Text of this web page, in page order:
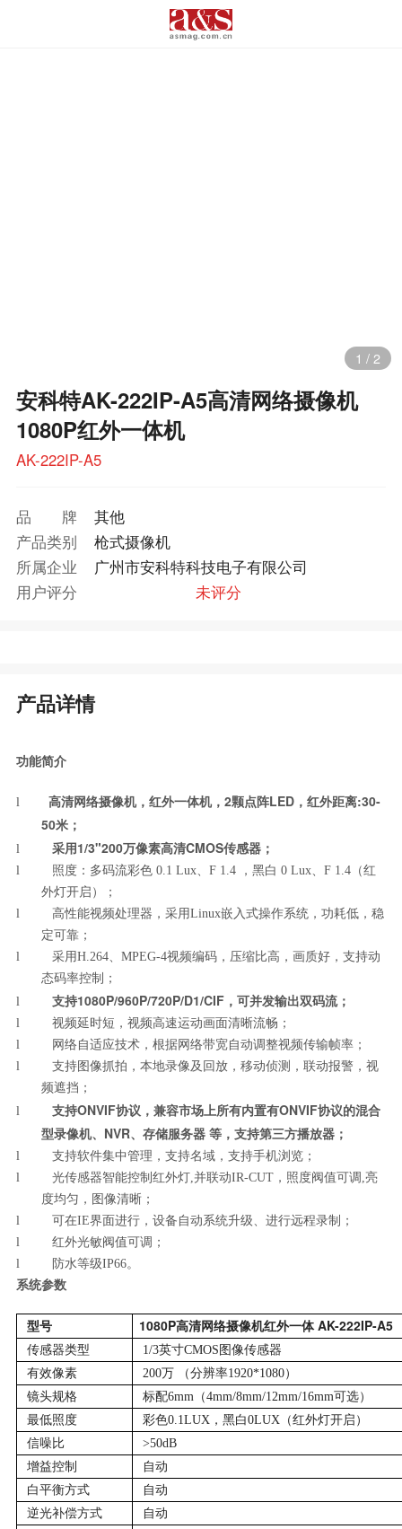
1 / 2
安科特AK-222IP-A5高清网络摄像机
1080P红外一体机
AK-222IP-A5
品牌
其他
产品类别
枪式摄像机
所属企业
广州市安科特科技电子有限公司
用户评分
未评分
产品详情
功能简介
l 高清网络摄像机，红外一体机，2颗点阵LED，红外距离:30-
50米；
l 采用1/3"200万像素高清CMOS传感器；
l 照度：多码流彩色 0.1 Lux、F 1.4 ，黑白 0 Lux、F 1.4（红
外灯开启）；
l 高性能视频处理器，采用Linux嵌入式操作系统，功耗低，稳
定可靠；
l 采用H.264、MPEG-4视频编码，压缩比高，画质好，支持动
态码率控制；
l 支持1080P/960P/720P/D1/CIF，可并发输出双码流；
l 视频延时短，视频高速运动画面清晰流畅；
l 网络自适应技术，根据网络带宽自动调整视频传输帧率；
l 支持图像抓拍，本地录像及回放，移动侦测，联动报警，视
频遮挡；
l 支持ONVIF协议，兼容市场上所有内置有ONVIF协议的混合
型录像机、NVR、存储服务器 等，支持第三方播放器；
l 支持软件集中管理，支持名域，支持手机浏览；
l 光传感器智能控制红外灯,并联动IR-CUT，照度阀值可调,亮
度均匀，图像清晰；
l 可在IE界面进行，设备自动系统升级、进行远程录制；
l 红外光敏阀值可调；
l 防水等级IP66。
系统参数
型号 1080P高清网络摄像机红外一体 AK-222IP-A5
传感器类型
1/3英寸CMOS图像传感器
有效像素
200万 （分辨率1920*1080）
镜头规格
标配6mm（4mm/8mm/12mm/16mm可选）
最低照度
彩色0.1LUX，黑白0LUX（红外灯开启）
信噪比
>50dB
增益控制
自动
白平衡方式
自动
逆光补偿方式
自动